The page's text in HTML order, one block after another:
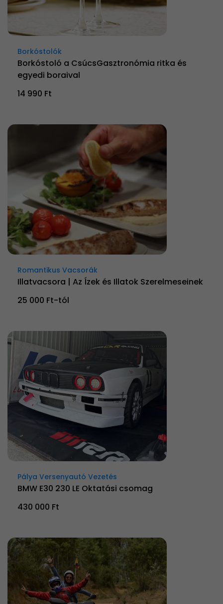
Borkóstolók
Borkóstoló a CsúcsGasztronómia ritka és
egyedi boraival
14 990 Ft
Romantikus Vacsorák
Illatvacsora | Az Ízek és Illatok Szerelmeseinek
25 000 Ft-tól
Pálya Versenyautó Vezetés
BMW E30 230 LE Oktatási csomag
430 000 Ft